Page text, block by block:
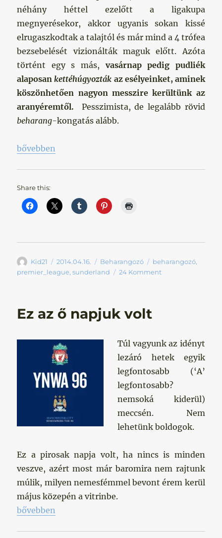
néhány héttel ezelőtt a ligakupa
megnyerésekor, akkor ugyanis sokan kissé
elrugaszkodtak a talajtól és már mind a 4 trófea
bezsebelését vizionálták maguk előtt. Azóta
történt egy s más, vasárnap pedig pudliék
alaposankettéhúgyozták az esélyeinket, aminek
köszönhetően nagyon messzire kerültünk az
aranyéremtől. Pesszimista, de legalább rövid
beharang-kongatás alább.
„Tovább a vigaszágon…”
bővebben
Share this:
Szerző
Kid21 Közzétéve
2014.04.16. Kategória
Beharangozó Címke
beharangozó,
premier_league,sunderland 24 Komment
Ez az ő napjuk volt
Túl vagyunk az idényt
lezáró hetek egyik
legfontosabb (‘A’
legfontosabb?
nemsoká kiderül)
meccsén. Nem
lehetünk boldogok.
Ez a pirosak napja volt, ha nincs is minden
veszve, azért most már baromira nem rajtunk
múlik, milyen nemesfémmel bevont érem kerül
május közepén a vitrinbe.
„Ez az ő napjuk volt”
bővebben